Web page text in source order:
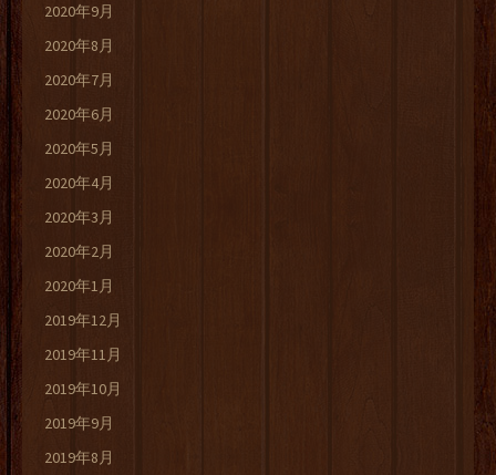
2020年9月
2020年8月
2020年7月
2020年6月
2020年5月
2020年4月
2020年3月
2020年2月
2020年1月
2019年12月
2019年11月
2019年10月
2019年9月
2019年8月